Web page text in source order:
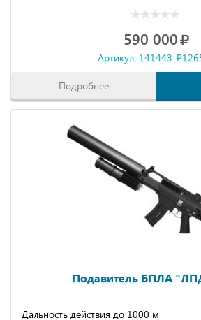
590 000
Артикул: 141443-
Подробнее
Подавитель БПЛА
Дальность действия до 1000 м